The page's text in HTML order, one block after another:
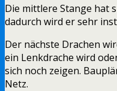
Die mittlere Stange hat
dadurch wird er sehr
Der nächste Drachen
ein Lenkdrache wird
sich noch zeigen.
Netz.